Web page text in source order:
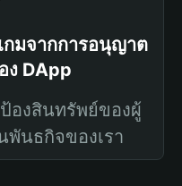
กมจากการอนุญาต
ง DApp
องสินทรัพย์ของผู้
พันธกิจของเรา